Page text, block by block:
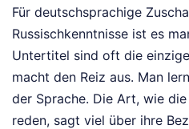
Für deutschsprachige
Russischkenntnisse ist es
Untertitel sind oft die
macht den Reiz aus. Man
der Sprache. Die Art, wie
reden, sagt viel über ihre